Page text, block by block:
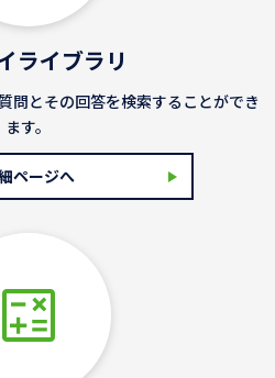
ライブラリ
問とその回答を検索することができ
ます。
ページへ